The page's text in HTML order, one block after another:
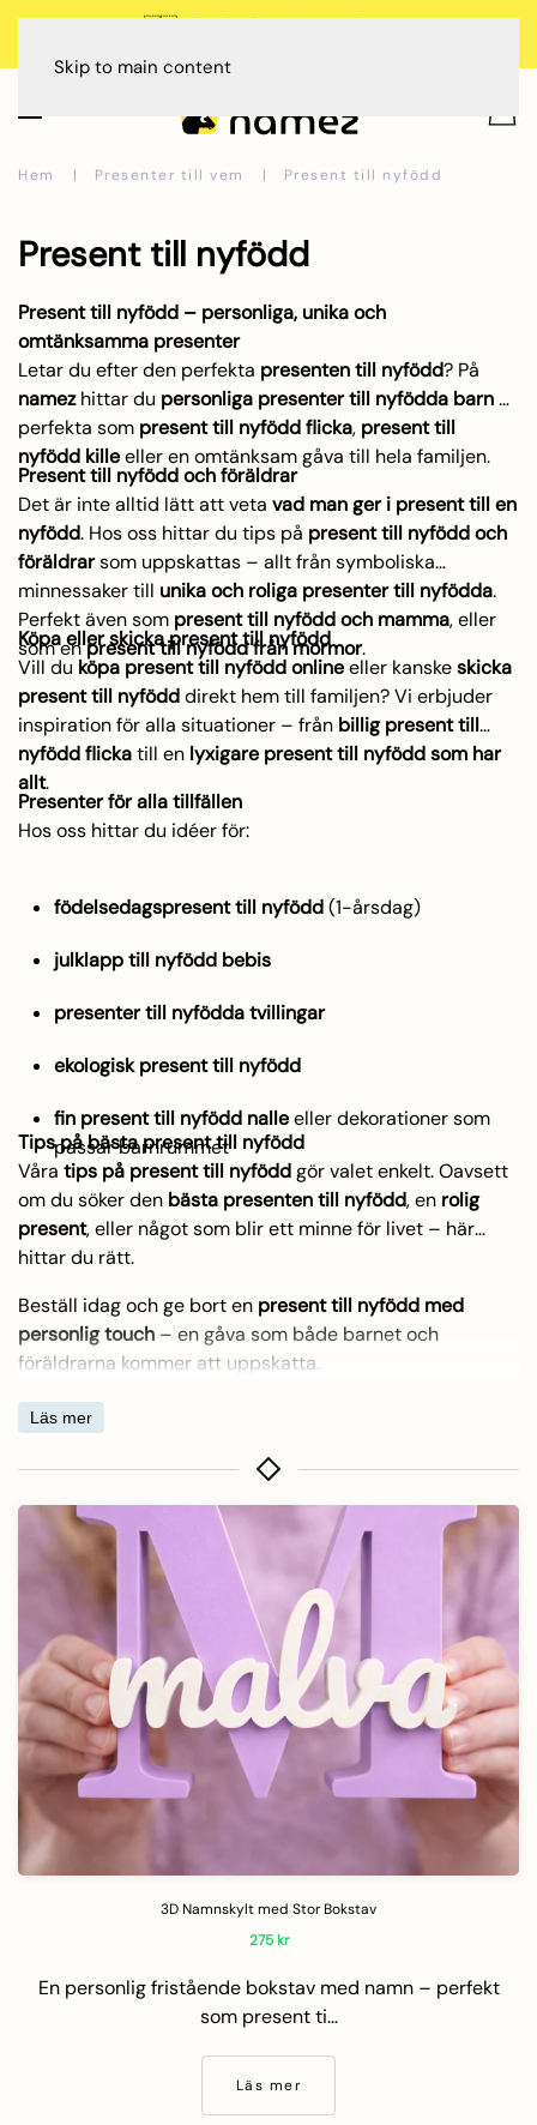
Skip to main content
🇸🇪 Tillverkad i Sverige, Dalarna
Hem Presenter till vem Present till nyfödd
Present till nyfödd
Present till nyfödd – personliga, unika och
omtänksamma presenter
Letar du efter den perfekta presenten till nyfödd? På
namezhittar du personliga presenter till nyfödda barn–
perfekta som present till nyfödd flicka, present till
nyfödd killeeller en omtänksam gåva till hela familjen.
Present till nyfödd och föräldrar
Det är inte alltid lätt att veta vad man ger i present till en
nyfödd. Hos oss hittar du tips på present till nyfödd och
föräldrarsom uppskattas – allt från symboliska
minnessaker till unika och roliga presenter till nyfödda.
Perfekt även som present till nyfödd och mamma, eller
som enpresent till nyfödd från mormor.
Köpa eller skicka present till nyfödd
Vill du köpa present till nyfödd onlineeller kanskeskicka
present till nyfödddirekt hem till familjen? Vi erbjuder
inspiration för alla situationer – från billig present till
nyfödd flickatill en lyxigare present till nyfödd som har
allt.
Presenter för alla tillfällen
Hos oss hittar du idéer för:
födelsedagspresent till nyfödd(1-årsdag)
julklapp till nyfödd bebis
presenter till nyfödda tvillingar
ekologisk present till nyfödd
fin present till nyfödd nalleeller dekorationer som
passar barnrummet
Tips på bästa present till nyfödd
Våra tips på present till nyföddgör valet enkelt. Oavsett
om du söker den bästa presenten till nyfödd, en rolig
present, eller något som blir ett minne för livet – här
hittar du rätt.
Beställ idag och ge bort en present till nyfödd med
personlig touch – en gåva som både barnet och
föräldrarna kommer att uppskatta.
Läs mer
3D Namnskylt med Stor Bokstav
275kr
En personlig fristående bokstav med namn – perfekt
som present ti…
Läs mer